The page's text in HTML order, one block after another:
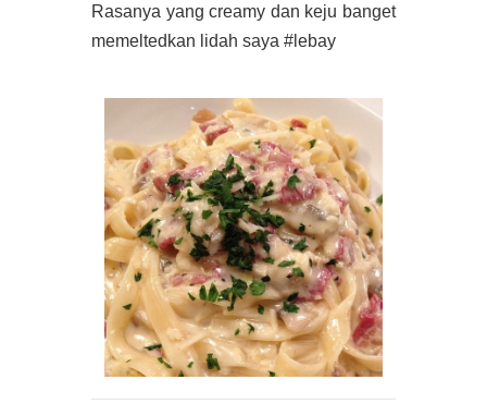
Rasanya yang creamy dan keju banget
memeltedkan lidah saya #lebay